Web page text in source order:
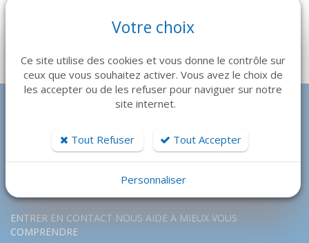
ENTRER EN CONTACT NOUS AIDE A MIEUX VOUS
COMPRENDRE
Votre choix
Ce site utilise des cookies et vous donne le contrôle sur
ceux que vous souhaitez activer. Vous avez le choix de
les accepter ou de les refuser pour naviguer sur notre
site internet.
Tout Refuser Tout Accepter
Personnaliser